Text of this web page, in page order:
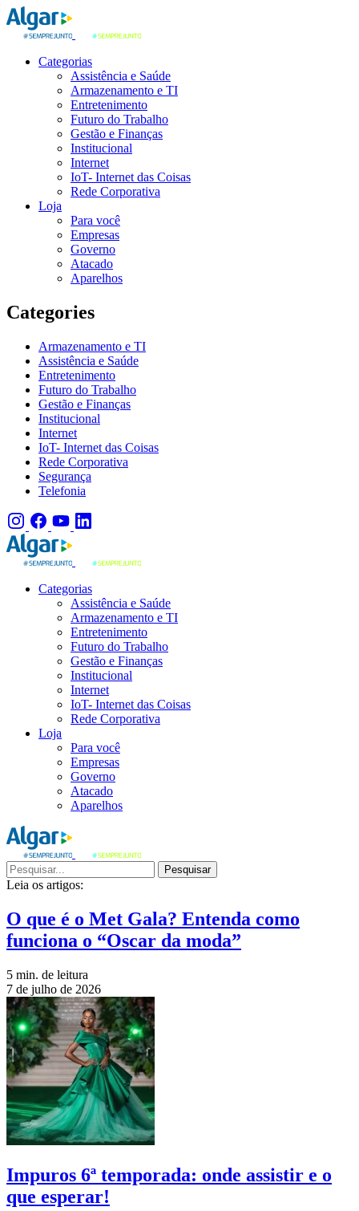
Categorias
Assistência e Saúde
Armazenamento e TI
Entretenimento
Futuro do Trabalho
Gestão e Finanças
Institucional
Internet
IoT- Internet das Coisas
Rede Corporativa
Loja
Para você
Empresas
Governo
Atacado
Aparelhos
Categories
Armazenamento e TI
Assistência e Saúde
Entretenimento
Futuro do Trabalho
Gestão e Finanças
Institucional
Internet
IoT- Internet das Coisas
Rede Corporativa
Segurança
Telefonia
Categorias
Assistência e Saúde
Armazenamento e TI
Entretenimento
Futuro do Trabalho
Gestão e Finanças
Institucional
Internet
IoT- Internet das Coisas
Rede Corporativa
Loja
Para você
Empresas
Governo
Atacado
Aparelhos
Pesquisar
Leia os artigos:
O que é o Met Gala? Entenda como
funciona o “Oscar da moda”
5 min. de leitura
7 de julho de 2026
Impuros 6ª temporada: onde assistir e o
que esperar!